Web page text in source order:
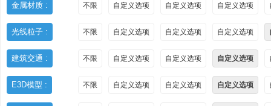
金属材质 : 不限 自定义选项 自定义选项 自定义选项
光线粒子 : 不限 自定义选项 自定义选项 自定义选项
建筑交通 : 不限 自定义选项 自定义选项 自定义选项
E3D模型 : 不限 自定义选项 自定义选项 自定义选项